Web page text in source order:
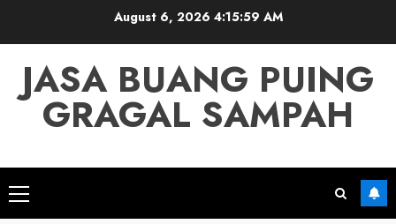
August 6, 2026 4:16:00 AM
JASA BUANG PUING
GRAGAL SAMPAH
Primary
Menu